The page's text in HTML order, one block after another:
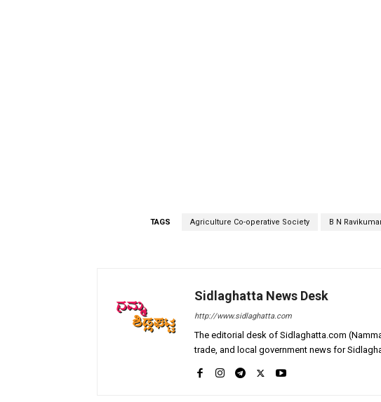
TAGS Agriculture Co-operative Society B N
Sidlaghatta News Desk
http://www.sidlaghatta.com
The editorial desk of Sidlaghatta.com
trade, and local government news for